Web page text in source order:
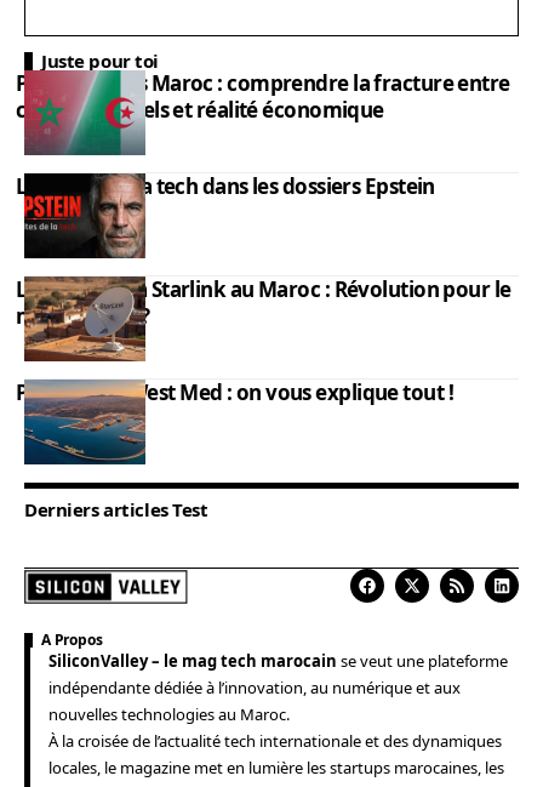
Juste pour toi
PIB Algérie vs Maroc : comprendre la fracture entre
chiffres officiels et réalité économique
Les élites de la tech dans les dossiers Epstein
L’impact de la Starlink au Maroc : Révolution pour le
monde rural ?
Port Nador West Med : on vous explique tout !
Derniers articles Test
A Propos
SiliconValley – le mag tech marocain se veut une plateforme
indépendante dédiée à l’innovation, au numérique et aux
nouvelles technologies au Maroc.
À la croisée de l’actualité tech internationale et des dynamiques
locales, le magazine met en lumière les startups marocaines, les